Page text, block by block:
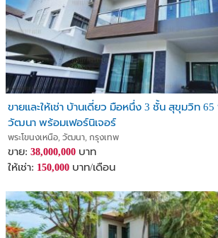
ขายและให้เช่า บ้านเดี่ยว มือหนึ่ง 3 ชั้น สุขุมวิท 65
วัฒนา พร้อมเฟอร์นิเจอร์
พระโขนงเหนือ, วัฒนา, กรุงเทพ
ขาย: 38,000,000 บาท
ให้เช่า: 150,000 บาท/เดือน